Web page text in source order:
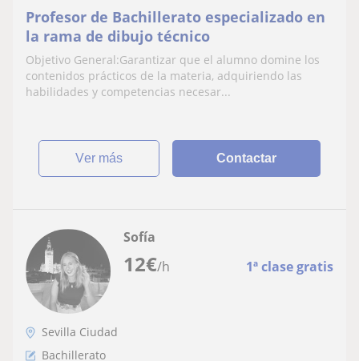
Profesor de Bachillerato especializado en
la rama de dibujo técnico
Objetivo General:Garantizar que el alumno domine los
contenidos prácticos de la materia, adquiriendo las
habilidades y competencias necesar...
ver más Contactar
12€/h 1ª clase gratis
Sofía
Sevilla Ciudad
Bachillerato